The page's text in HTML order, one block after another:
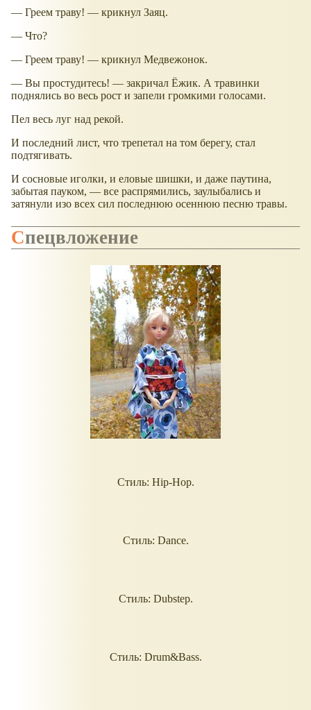
— Греем траву! — крикнул Заяц.
— Что?
— Греем траву! — крикнул Медвежонок.
— Вы простудитесь! — закричал Ёжик. А травинки
поднялись во весь рост и запели громкими голосами.
Пел весь луг над рекой.
И последний лист, что трепетал на том берегу, стал
подтягивать.
И сосновые иголки, и еловые шишки, и даже паутина,
забытая пауком, — все распрямились, заулыбались и
затянули изо всех сил последнюю осеннюю песню травы.
Спецвложение
Стиль: Hip-Hop.
Стиль: Dance.
Стиль: Dubstep.
Стиль: Drum&Bass.